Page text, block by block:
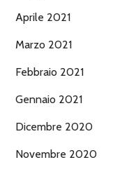
Aprile 2021
Marzo 2021
Febbraio 2021
Gennaio 2021
Dicembre 2020
Novembre 2020